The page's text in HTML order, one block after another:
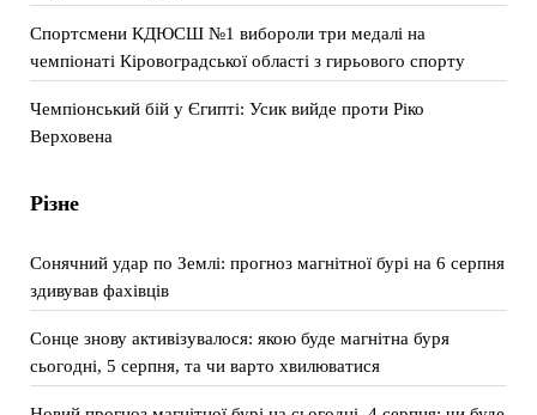
Спортсмени КДЮСШ №1 вибороли три медалі на
чемпіонаті Кіровоградської області з гирьового спорту
Чемпіонський бій у Єгипті: Усик вийде проти Ріко
Верховена
Різне
Сонячний удар по Землі: прогноз магнітної бурі на 6 серпня
здивував фахівців
Сонце знову активізувалося: якою буде магнітна буря
сьогодні, 5 серпня, та чи варто хвилюватися